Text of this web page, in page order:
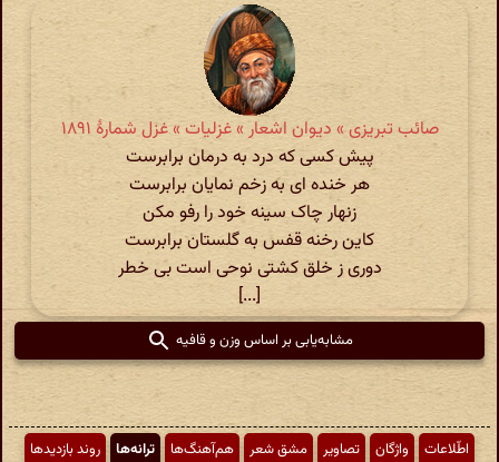
صائب تبریزی » دیوان اشعار » غزلیات » غزل شمارهٔ ۱۸۹۱
پیش کسی که درد به درمان برابرست
هر خنده ای به زخم نمایان برابرست
زنهار چاک سینه خود را رفو مکن
کاین رخنه قفس به گلستان برابرست
دوری ز خلق کشتی نوحی است بی خطر
[...]
مشابه‌یابی بر اساس وزن و قافیه
اطّلاعات واژگان تصاویر مشق شعر هم‌آهنگ‌ها ترانه‌ها
روند بازدیدها